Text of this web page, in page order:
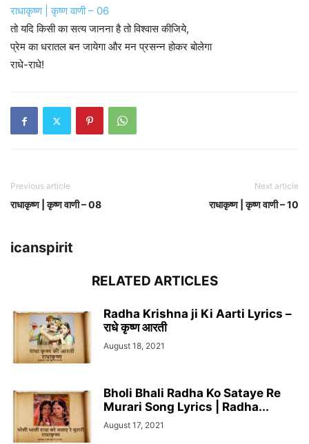
राधाकृष्ण | कृष्ण वाणी – 06
तो यदि किसी का सत्य जानना है तो विश्वास कीजिये,
प्रेम का धरातल बन जायेगा और मन प्रसन्न होकर बोलेगा
राधे-राधे!
Previous article
राधाकृष्ण | कृष्ण वाणी – 08
Next article
राधाकृष्ण | कृष्ण वाणी – 10
icanspirit
RELATED ARTICLES
Radha Krishna ji Ki Aarti Lyrics –
राधे कृष्ण आरती
August 18, 2021
Bholi Bhali Radha Ko Sataye Re
Murari Song Lyrics | Radha...
August 17, 2021